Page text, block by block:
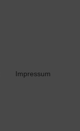
Impressum